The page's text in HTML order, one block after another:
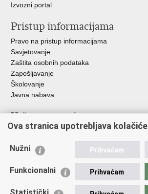
Izvozni portal
Pristup informacijama
Pravo na pristup informacijama
Savjetovanje
Zaštita osobnih podataka
Zapošljavanje
Školovanje
Javna nabava
Važne poveznice
Ministarstvo unutarnjih poslova
Udruge
Policijska akademija
Ova stranica upotrebljava kolačiće
Nužni Prihvaćam
Funkcionalni Prihvaćam